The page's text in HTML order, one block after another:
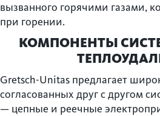
вызванного горячими газами,
при горении.
КОМПОНЕНТЫ
Gretsch-Unitas предлагает
согласованных друг с другом
— цепные и реечные